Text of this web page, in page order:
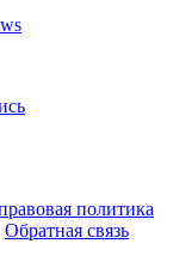
политика
Обратная связь